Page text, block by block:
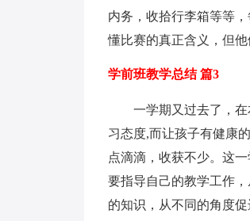
内务，收拾行李箱等等
懂比赛的真正含义，但
学前班教学总结 篇3
一学期又过去了，在
习态度,而让孩子有健康
点滴滴，收获不少。这
要指导自己的教学工作
的知识，从不同的角度促